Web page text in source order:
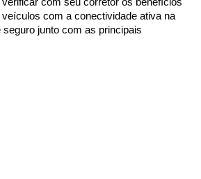
com a conectividade ativa na
seguro junto com as principais